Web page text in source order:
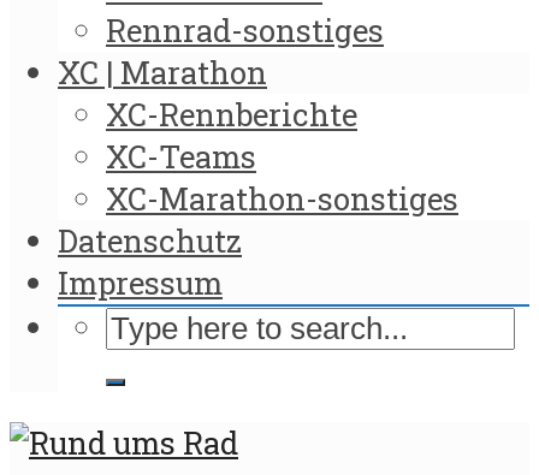
Rennrad-sonstiges
XC | Marathon
XC-Rennberichte
XC-Teams
XC-Marathon-sonstiges
Datenschutz
Impressum